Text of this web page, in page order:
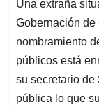
s
A
p
p
b
o
o
k
Una extraña
Gobernación de
nombramiento
públicos está
su secretario
pública lo que